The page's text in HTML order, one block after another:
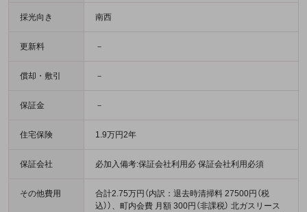
採光向き 南西
更新料 －
償却・敷引 －
保証金 －
住宅保険 1.9万円2年
保証会社 必加入備考:保証会社利用必 保証会社利用必須
その他費用
合計2.75万円（内訳：退去時清掃料 27500円（税
込））、町内会費 月額 300円（非課税） 北ガスリース